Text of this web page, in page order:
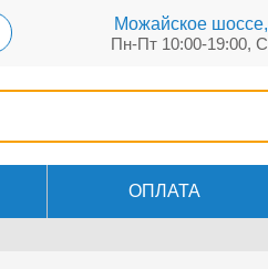
Можайское шоссе,
Пн-Пт 10:00-19:00,
ОПЛАТА